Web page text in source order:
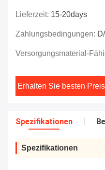
Lieferzeit: 15-20days
Zahlungsbedingungen:
Versorgungsmaterial-
Erhalten Sie besten Preis
Spezifikationen
Spezifikationen